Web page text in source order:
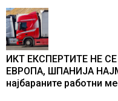
ИКТ ЕКСПЕРТИТЕ НЕ
ЕВРОПА, ШПАНИЈА
најбараните работни